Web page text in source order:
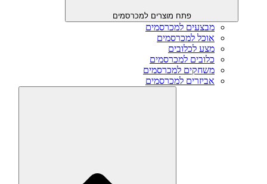
פתח מוצרים למכרסמים
מבצעים למכרסמים
אוכל למכרסמים
מצע לכלובים
כלובים למכרסמים
משחקים למכרסמים
אביזרים למכרסמים